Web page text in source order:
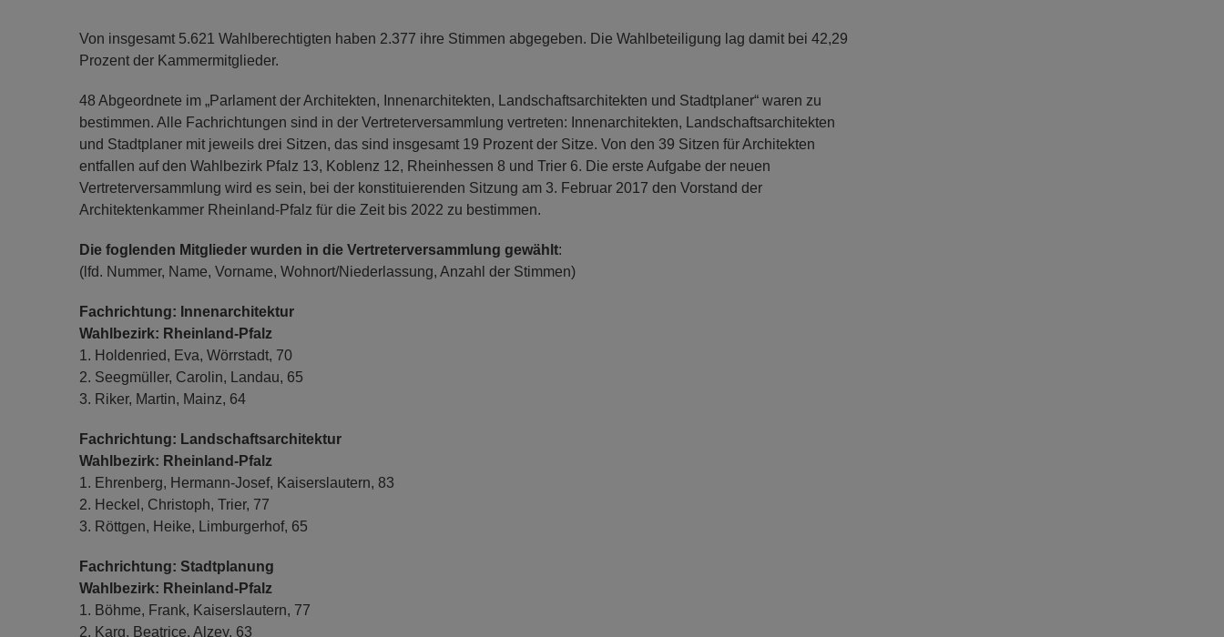
Von insgesamt 5.621 Wahlberechtigten haben 2.377 ihre Stimmen abgegeben. Die Wahlbeteiligung lag damit bei 42,29
Prozent der Kammermitglieder.
48 Abgeordnete im „Parlament der Architekten, Innenarchitekten, Landschaftsarchitekten und Stadtplaner“ waren zu
bestimmen. Alle Fachrichtungen sind in der Vertreterversammlung vertreten: Innenarchitekten, Landschaftsarchitekten
und Stadtplaner mit jeweils drei Sitzen, das sind insgesamt 19 Prozent der Sitze. Von den 39 Sitzen für Architekten
entfallen auf den Wahlbezirk Pfalz 13, Koblenz 12, Rheinhessen 8 und Trier 6. Die erste Aufgabe der neuen
Vertreterversammlung wird es sein, bei der konstituierenden Sitzung am 3. Februar 2017 den Vorstand der
Architektenkammer Rheinland-Pfalz für die Zeit bis 2022 zu bestimmen.
Die foglenden Mitglieder wurden in die Vertreterversammlung gewählt:
(lfd. Nummer, Name, Vorname, Wohnort/Niederlassung, Anzahl der Stimmen)
Fachrichtung: Innenarchitektur
Wahlbezirk: Rheinland-Pfalz
1. Holdenried, Eva, Wörrstadt, 70
2. Seegmüller, Carolin, Landau, 65
3. Riker, Martin, Mainz, 64
Fachrichtung: Landschaftsarchitektur
Wahlbezirk: Rheinland-Pfalz
1. Ehrenberg, Hermann-Josef, Kaiserslautern, 83
2. Heckel, Christoph, Trier, 77
3. Röttgen, Heike, Limburgerhof, 65
Fachrichtung: Stadtplanung
Wahlbezirk: Rheinland-Pfalz
1. Böhme, Frank, Kaiserslautern, 77
2. Karg, Beatrice, Alzey, 63